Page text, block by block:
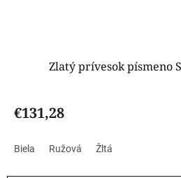
Zlatý prívesok písmeno
€131,28
Biela Ružová Žltá